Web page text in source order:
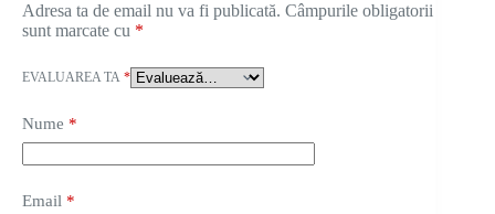
Adresa ta de email nu va fi publicată. Câmpurile obligatorii
sunt marcate cu *
EVALUAREA TA *
Nume *
Email *